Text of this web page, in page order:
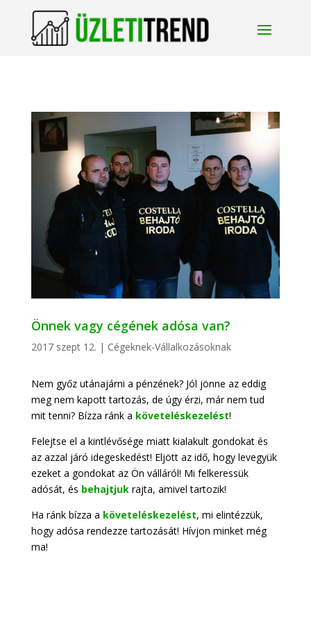
Önnek vagy cégének adósa van?
2017 szept 12. | Cégeknek-Vállalkozásoknak
Nem győz utánajárni a pénzének? Jól jönne az eddig
meg nem kapott tartozás, de úgy érzi, már nem tud
mit tenni? Bízza ránk a követeléskezelést!
Felejtse el a kintlévősége miatt kialakult gondokat és
az azzal járó idegeskedést! Eljött az idő, hogy levegyük
ezeket a gondokat az Ön válláról! Mi felkeressük
adósát, és behajtjukrajta, amivel tartozik!
Ha ránk bízza a követeléskezelést, mi elintézzük,
hogy adósa rendezze tartozását! Hívjon minket még
ma!